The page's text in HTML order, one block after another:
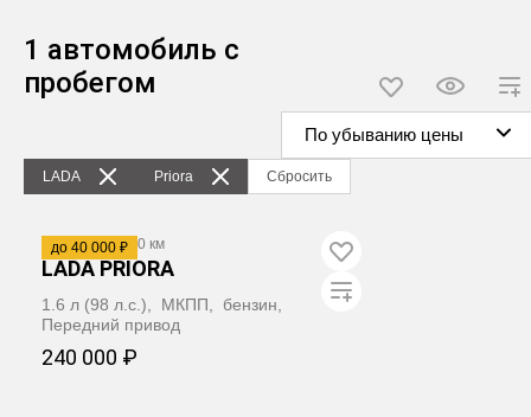
1 автомобиль с
пробегом
LADA Priora Сбросить
По убыванию цены
до 40 000 ₽
2011· 281 000 км
LADA PRIORA
1.6 л (98 л.с.), МКПП, бензин,
Передний привод
240 000 ₽